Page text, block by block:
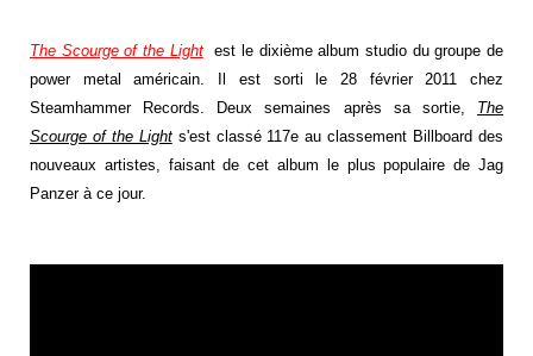
The Scourge of the Lightest le dixième album studio du groupe de
power metal américain.
Il est sorti le 28 février 2011 chez
Steamhammer Records.
Deux semaines après sa sortie, The
Scourge of the Lights'est classé 117e au classement Billboard des
nouveaux artistes, faisant de cet album le plus populaire de Jag
Panzer à ce jour.